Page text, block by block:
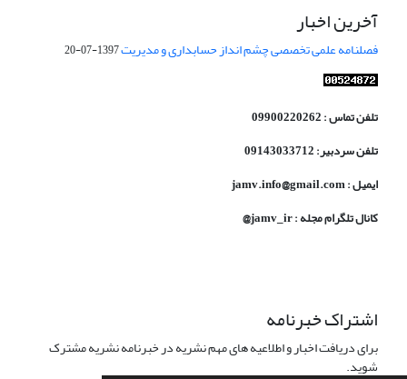
آخرین اخبار
فصلنامه علمی تخصصی چشم انداز حسابداری و مدیریت1397-07-20
تلفن تماس : 09900220262
تلفن سردبیر: 09143033712
ایمیل : jamv.info@gmail.com
کانال تلگرام مجله : jamv_ir@
اشتراک خبرنامه
برای دریافت اخبار و اطلاعیه های مهم نشریه در خبرنامه نشریه مشترک
شوید.